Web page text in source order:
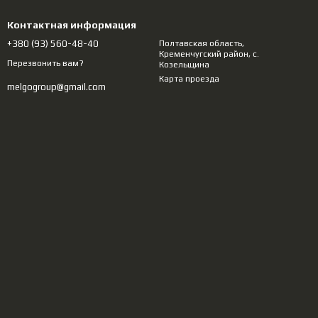
Контактная информация
+380 (93) 560-48-40
Перезвонить вам?
melgogroup@gmail.com
Полтавcкая область,
Кременчугский район, с.
Козельщина
Карта проезда